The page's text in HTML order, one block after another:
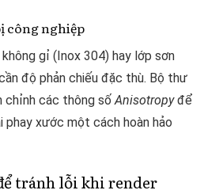
công nghiệp
gỉ (Inox 304) hay lớp sơn
độ phản chiếu đặc thù. Bộ thư
chỉnh các thông số Anisotropyđể
phay xước một cách hoàn hảo
tránh lỗi khi render